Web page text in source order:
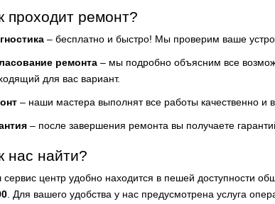
проходит ремонт?
– бесплатно и быстро! Мы проверим ваше
ремонта – мы подробно объясним все
для вас вариант.
– наши мастера выполнят все работы качественно и
– после завершения ремонта вы получаете
нас найти?
центр удобно находится в пешей доступности
. Для вашего удобства у нас предусмотрена услуга